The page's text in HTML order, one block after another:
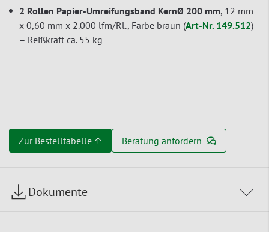
2 Rollen Papier-Umreifungsband KernØ 200 mm, 12 mm
x 0,60 mm x 2.000 lfm/Rl., Farbe braun (Art-Nr. 149.512)
– Reißkraft ca. 55 kg
Zur Bestelltabelle ↑ Beratung anfordern
Dokumente